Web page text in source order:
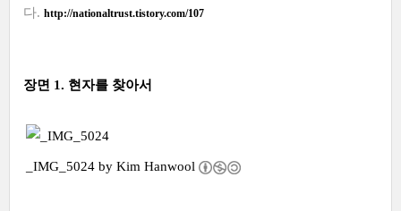
다. http://nationaltrust.tistory.com/107
장면 1. 현자를 찾아서
_IMG_5024 by Kim Hanwool